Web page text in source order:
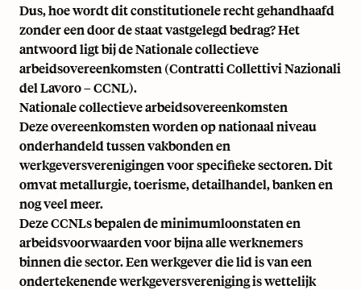
Dus, hoe wordt dit constitutionele recht gehandhaafd
zonder een door de staat vastgelegd bedrag? Het
antwoord ligt bij deNationale collectieve
arbeidsovereenkomsten (Contratti Collettivi Nazionali
del Lavoro – CCNL).
Nationale collectieve arbeidsovereenkomsten
Deze overeenkomsten worden op nationaal niveau
onderhandeld tussen vakbonden en
werkgeversverenigingen voor specifieke sectoren. Dit
omvat metallurgie, toerisme, detailhandel, banken en
nog veel meer.
Deze CCNLs bepalen de minimumloonstaten en
arbeidsvoorwaarden voor bijna alle werknemers
binnen die sector. Een werkgever die lid is van een
ondertekenende werkgeversvereniging is wettelijk